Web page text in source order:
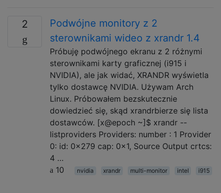
2
Podwójne monitory z 2
sterownikami wideo z xrandr 1.4
Próbuję podwójnego ekranu z 2 różnymi
sterownikami karty graficznej (i915 i
NVIDIA), ale jak widać, XRANDR wyświetla
tylko dostawcę NVIDIA. Używam Arch
Linux. Próbowałem bezskutecznie
dowiedzieć się, skąd xrandrbierze się lista
dostawców. [x@epoch ~]$ xrandr --
listproviders Providers: number : 1 Provider
0: id: 0x279 cap: 0x1, Source Output crtcs:
4 …
10
nvidia xrandr multi-monitor intel i915